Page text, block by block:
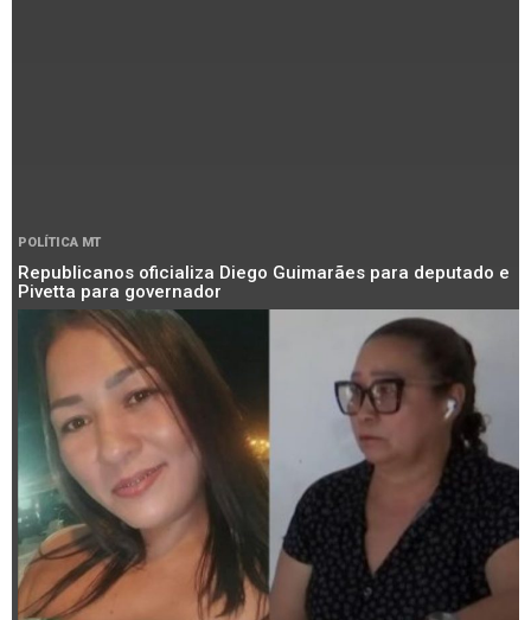
POLÍTICA MT
Republicanos oficializa Diego Guimarães para deputado e
Pivetta para governador